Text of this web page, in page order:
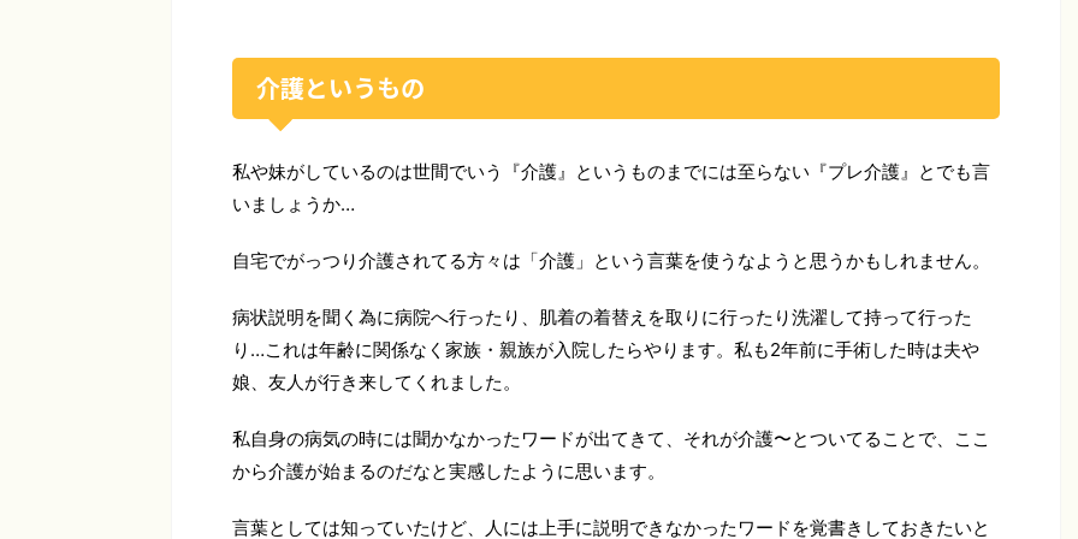
介護というもの
私や妹がしているのは世間でいう『介護』というものまでには至らない『プレ介護』とでも言
いましょうか…
自宅でがっつり介護されてる方々は「介護」という言葉を使うなようと思うかもしれません。
病状説明を聞く為に病院へ行ったり、肌着の着替えを取りに行ったり洗濯して持って行った
り…これは年齢に関係なく家族・親族が入院したらやります。私も2年前に手術した時は夫や
娘、友人が行き来してくれました。
私自身の病気の時には聞かなかったワードが出てきて、それが介護〜とついてることで、ここ
から介護が始まるのだなと実感したように思います。
言葉としては知っていたけど、人には上手に説明できなかったワードを覚書きしておきたいと